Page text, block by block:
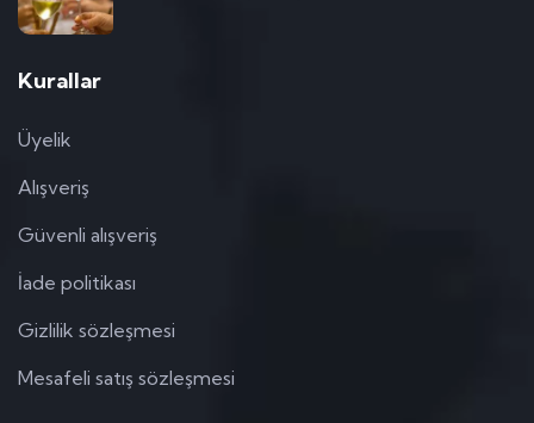
Kurallar
Üyelik
Alışveriş
Güvenli alışveriş
İade politikası
Gizlilik sözleşmesi
Mesafeli satış sözleşmesi